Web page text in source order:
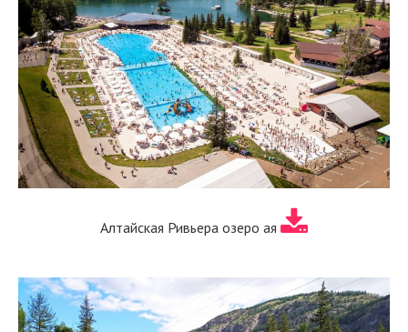
Алтайская Ривьера озеро ая